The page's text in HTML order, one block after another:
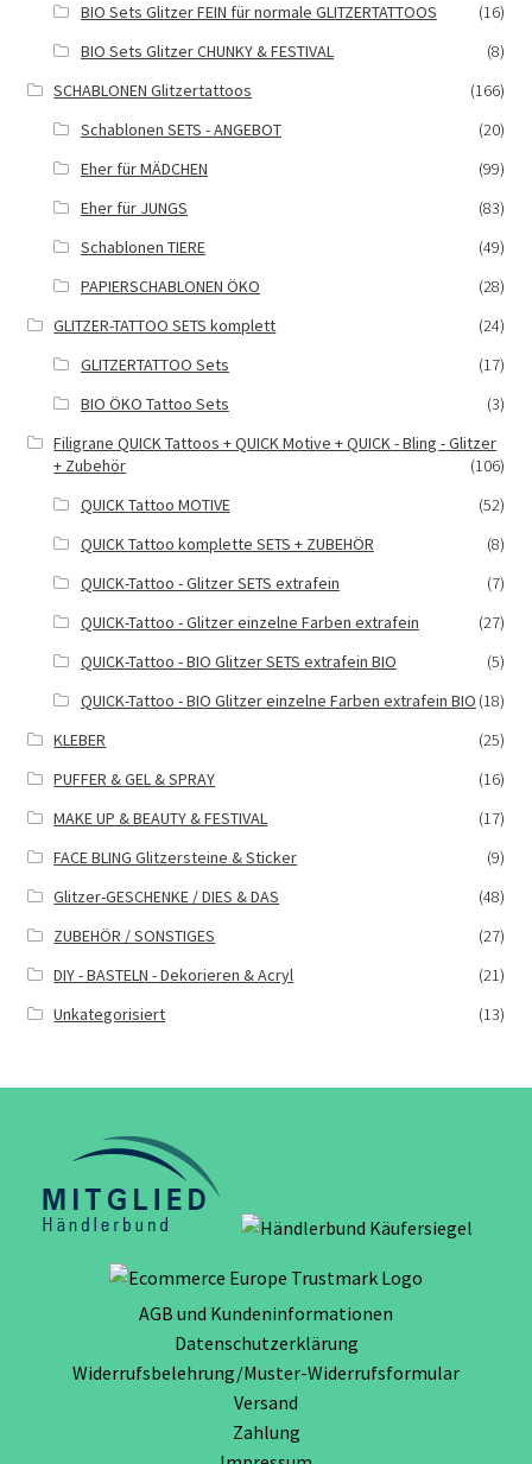
BIO Sets Glitzer FEIN für normale GLITZERTATTOOS
(16)
BIO Sets Glitzer CHUNKY & FESTIVAL
(8)
SCHABLONEN Glitzertattoos
(166)
Schablonen SETS - ANGEBOT
(20)
Eher für MÄDCHEN
(99)
Eher für JUNGS
(83)
Schablonen TIERE
(49)
PAPIERSCHABLONEN ÖKO
(28)
GLITZER-TATTOO SETS komplett
(24)
GLITZERTATTOO Sets
(17)
BIO ÖKO Tattoo Sets
(3)
Filigrane QUICK Tattoos + QUICK Motive + QUICK - Bling - Glitzer
+ Zubehör
(106)
QUICK Tattoo MOTIVE
(52)
QUICK Tattoo komplette SETS + ZUBEHÖR
(8)
QUICK-Tattoo - Glitzer SETS extrafein
(7)
QUICK-Tattoo - Glitzer einzelne Farben extrafein
(27)
QUICK-Tattoo - BIO Glitzer SETS extrafein BIO
(5)
QUICK-Tattoo - BIO Glitzer einzelne Farben extrafein BIO (18)
KLEBER
(25)
PUFFER & GEL & SPRAY
(16)
MAKE UP & BEAUTY & FESTIVAL
(17)
FACE BLING Glitzersteine & Sticker
(9)
Glitzer-GESCHENKE / DIES & DAS
(48)
ZUBEHÖR / SONSTIGES
(27)
DIY - BASTELN - Dekorieren & Acryl
(21)
Unkategorisiert
(13)
AGB und Kundeninformationen
Datenschutzerklärung
Widerrufsbelehrung/Muster-Widerrufsformular
Versand
Zahlung